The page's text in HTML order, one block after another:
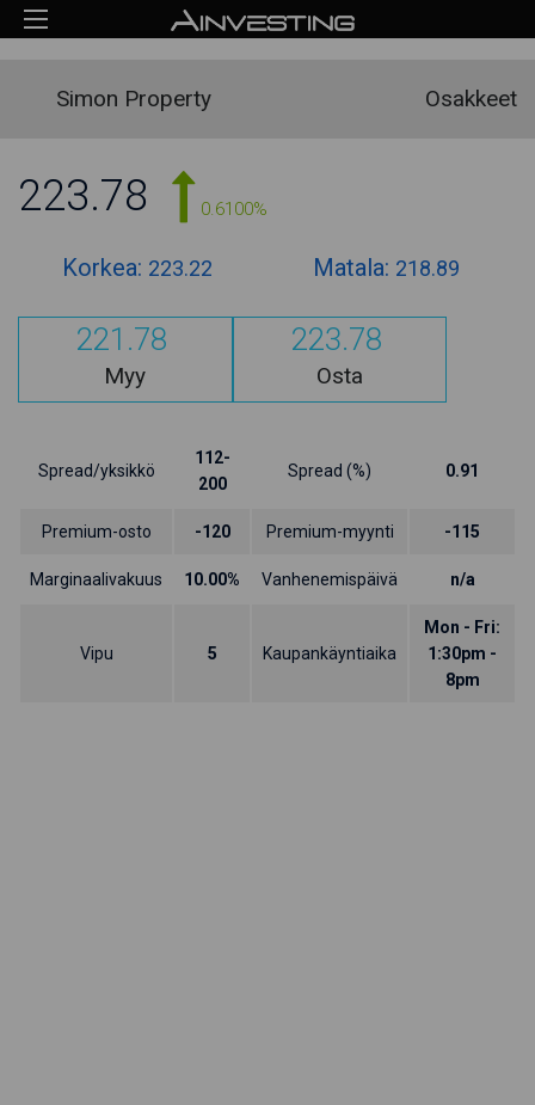
Simon Property Osakkeet
223.78 0.6100%
Korkea: 223.22 Matala: 218.89
221.78
Myy
223.78
Osta
Spread/yksikkö
112-
200
Spread (%) 0.91
Premium-osto -120 Premium-myynti -115
Marginaalivakuus 10.00% Vanhenemispäivä n/a
Vipu 5 Kaupankäyntiaika
Mon - Fri:
1:30pm -
8pm